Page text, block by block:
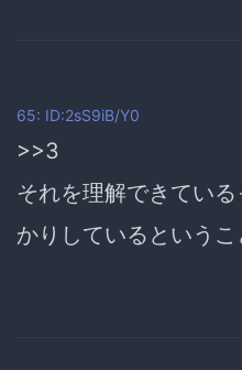
65: ID:2sS9iB/Y0
>>3
それを理解できてい
かりしているというこ